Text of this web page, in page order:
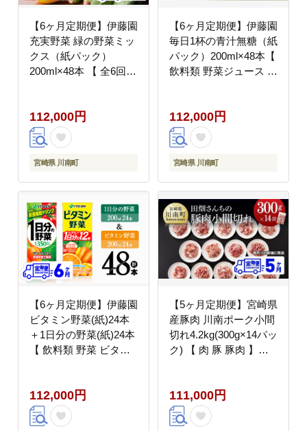
【6ヶ月定期便】伊藤園
充実野菜 緑の野菜ミッ
クス（紙パック）
200ml×48本 【 全6回
ュース 飲みもの 】
[C07362t6]
112,000円
宮崎県 川南町
【6ヶ月定期便】伊藤園
毎日1杯の青汁無糖（紙
パック）200ml×48本【
飲料類 野菜ジュース 野
[C07366t6]
112,000円
宮崎県 川南町
【6ヶ月定期便】伊藤園
ビタミン野菜(紙)24本
＋1日分の野菜(紙)24本
【 飲料類 野菜 ビタミ
[C07373t6]
112,000円
【5ヶ月定期便】宮崎県
産豚肉 川南ポーク小間
切れ4.2kg(300g×14パッ
ク) 【 肉 豚 豚肉 】
111,000円